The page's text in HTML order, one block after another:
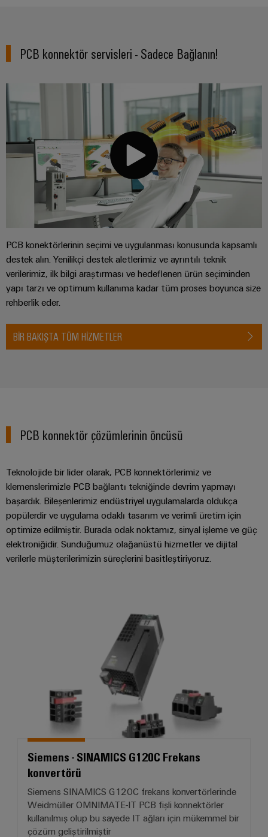
PCB konnektör servisleri - Sadece Bağlanın!
PCB konektörlerinin seçimi ve uygulanması konusunda kapsamlı
destek alın. Yenilikçi destek aletlerimiz ve ayrıntılı teknik
verilerimiz, ilk bilgi araştırması ve hedeflenen ürün seçiminden
yapı tarzı ve optimum kullanıma kadar tüm proses boyunca size
rehberlik eder.
BIR BAKIŞTA TÜM HIZMETLER
PCB konnektör çözümlerinin öncüsü
Teknolojide bir lider olarak, PCB konnektörlerimiz ve
klemenslerimizle PCB bağlantı tekniğinde devrim yapmayı
başardık. Bileşenlerimiz endüstriyel uygulamalarda oldukça
popülerdir ve uygulama odaklı tasarım ve verimli üretim için
optimize edilmiştir. Burada odak noktamız, sinyal işleme ve güç
elektroniğidir. Sunduğumuz olağanüstü hizmetler ve dijital
verilerle müşterilerimizin süreçlerini basitleştiriyoruz.
Siemens - SINAMICS G120C
Siemens - SINAMICS G120C Frekans
konvertörü
Siemens SINAMICS G120C frekans konvertörlerinde
Weidmüller OMNIMATE-IT PCB fişli konnektörler
kullanılmış olup bu sayede IT ağları için mükemmel bir
çözüm geliştirilmiştir